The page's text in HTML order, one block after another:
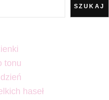
SZUKAJ
tonu
haseł